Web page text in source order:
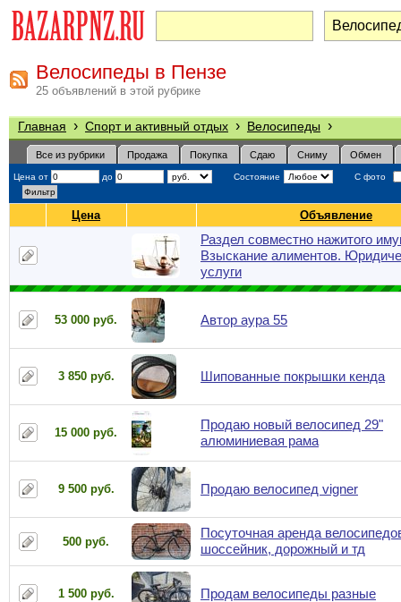
Велосипеды в Пензе
25 объявлений в этой рубрике
Главная › Спорт и активный отдых › Велосипеды ›
Все из рубрики Продажа Покупка Сдаю Сниму Обмен
Цена от до Состояние С фото
Цена Объявление
Раздел совместно нажитого
Взыскание алиментов.
услуги
53 000 руб. Автор аура 55
3 850 руб. Шипованные покрышки кенда
15 000 руб.
Продаю новый велосипед 29"
алюминиевая рама
9 500 руб. Продаю велосипед vigner
500 руб.
Посуточная аренда
шоссейник, дорожный и тд
1 500 руб. Продам велосипеды разные